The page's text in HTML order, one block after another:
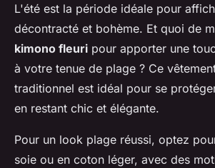
L'été est la période idéale pour
décontracté et bohème. Et quoi de
kimono fleuri pour apporter une
à votre tenue de plage ? Ce
traditionnel est idéal pour se
en restant chic et élégante.
Pour un look plage réussi, optez
soie ou en coton léger, avec des